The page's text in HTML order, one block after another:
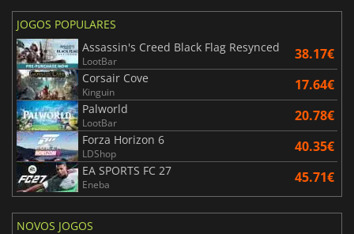
JOGOS POPULARES
Assassin's Creed Black Flag Resynced
LootBar 38.17€
Corsair Cove
Kinguin 17.64€
Palworld
LootBar 20.78€
Forza Horizon 6
LDShop 40.35€
EA SPORTS FC 27
Eneba 45.71€
NOVOS JOGOS